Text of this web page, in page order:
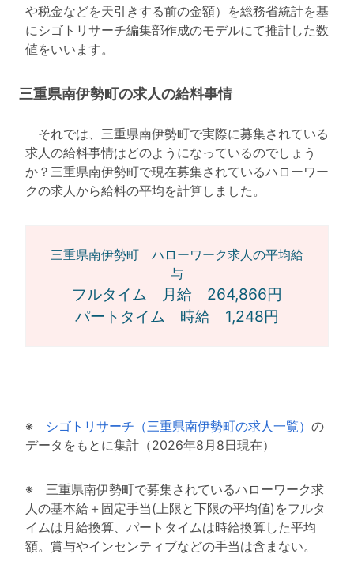
や税金などを天引きする前の金額）を総務省統計を基
にシゴトリサーチ編集部作成のモデルにて推計した数
値をいいます。
三重県南伊勢町の求人の給料事情
それでは、三重県南伊勢町で実際に募集されている
求人の給料事情はどのようになっているのでしょう
か？三重県南伊勢町で現在募集されているハローワー
クの求人から給料の平均を計算しました。
三重県南伊勢町 ハローワーク求人の平均給
与
フルタイム 月給 264,866円
パートタイム 時給 1,248円
※ シゴトリサーチ（三重県南伊勢町の求人一覧） の
データをもとに集計（2026年8月8日現在）
※ 三重県南伊勢町で募集されているハローワーク求
人の基本給＋固定手当(上限と下限の平均値)をフルタ
イムは月給換算、パートタイムは時給換算した平均
額。賞与やインセンティブなどの手当は含まない。